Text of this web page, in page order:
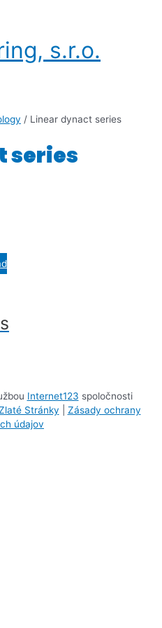
s.r.o.
/ Linear dynact series
series
Internet123 spoločnosti
Stránky
Zásady ochrany
údajov